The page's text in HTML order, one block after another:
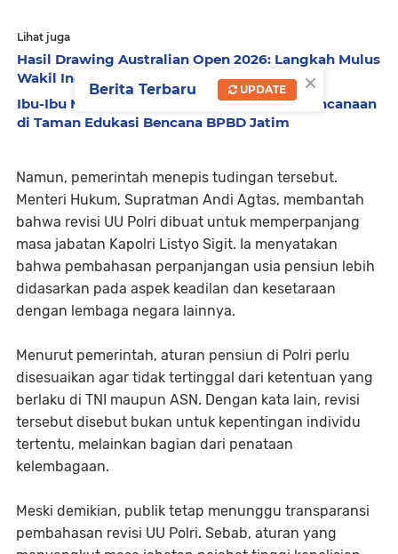
Lihat juga
Hasil Drawing Australian Open 2026: Langkah Mulus
Wakil Indonesia di Babak Pertama
Ibu-Ibu Muslimat NU Surabaya Belajar Kebencanaan
di Taman Edukasi Bencana BPBD Jatim
Namun, pemerintah menepis tudingan tersebut.
Menteri Hukum, Supratman Andi Agtas, membantah
bahwa revisi UU Polri dibuat untuk memperpanjang
masa jabatan Kapolri Listyo Sigit. Ia menyatakan
bahwa pembahasan perpanjangan usia pensiun lebih
didasarkan pada aspek keadilan dan kesetaraan
dengan lembaga negara lainnya.
Menurut pemerintah, aturan pensiun di Polri perlu
disesuaikan agar tidak tertinggal dari ketentuan yang
berlaku di TNI maupun ASN. Dengan kata lain, revisi
tersebut disebut bukan untuk kepentingan individu
tertentu, melainkan bagian dari penataan
kelembagaan.
Meski demikian, publik tetap menunggu transparansi
pembahasan revisi UU Polri. Sebab, aturan yang
×
Berita Terbaru UPDATE